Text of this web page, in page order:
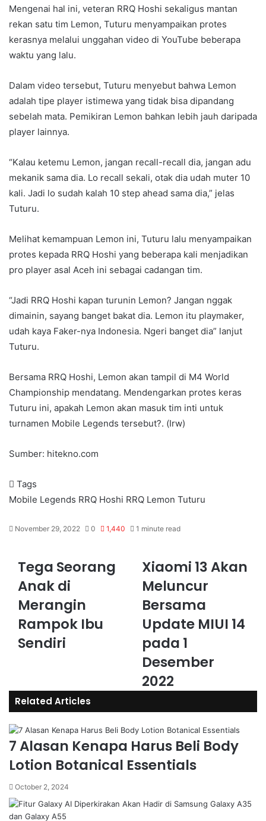
Mengenai hal ini, veteran RRQ Hoshi sekaligus mantan
rekan satu tim Lemon, Tuturu menyampaikan protes
kerasnya melalui unggahan video di YouTube beberapa
waktu yang lalu.
Dalam video tersebut, Tuturu menyebut bahwa Lemon
adalah tipe player istimewa yang tidak bisa dipandang
sebelah mata. Pemikiran Lemon bahkan lebih jauh daripada
player lainnya.
“Kalau ketemu Lemon, jangan recall-recall dia, jangan adu
mekanik sama dia. Lo recall sekali, otak dia udah muter 10
kali. Jadi lo sudah kalah 10 step ahead sama dia,” jelas
Tuturu.
Melihat kemampuan Lemon ini, Tuturu lalu menyampaikan
protes kepada RRQ Hoshi yang beberapa kali menjadikan
pro player asal Aceh ini sebagai cadangan tim.
“Jadi RRQ Hoshi kapan turunin Lemon? Jangan nggak
dimainin, sayang banget bakat dia. Lemon itu playmaker,
udah kaya Faker-nya Indonesia. Ngeri banget dia” lanjut
Tuturu.
Bersama RRQ Hoshi, Lemon akan tampil di M4 World
Championship mendatang. Mendengarkan protes keras
Tuturu ini, apakah Lemon akan masuk tim inti untuk
turnamen Mobile Legends tersebut?. (Irw)
Sumber: hitekno.com
Tags
Mobile Legends RRQ Hoshi RRQ Lemon Tuturu
November 29, 2022 0 1,440 1 minute read
Tega Seorang
Anak di
Merangin
Rampok Ibu
Sendiri
Xiaomi 13 Akan
Meluncur
Bersama
Update MIUI 14
pada 1
Desember
2022
Related Articles
7 Alasan Kenapa Harus Beli Body
Lotion Botanical Essentials
October 2, 2024